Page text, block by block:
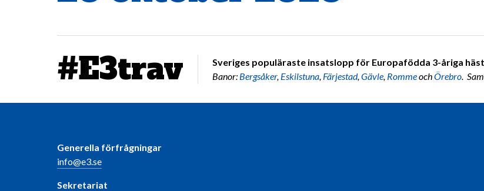
#E3trav
Sveriges populäraste insatslopp för Europafödda 3-åriga
Banor: Bergsåker, Eskilstuna, Färjestad,Gävle, RommeochÖrebro.
Generella förfrågningar
info@e3.se
Sekretariat